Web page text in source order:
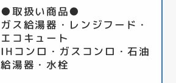
●取扱い商品●
ガス給湯器・レンジフード・
エコキュート
IHコンロ・ガスコンロ・石油
給湯器・水栓